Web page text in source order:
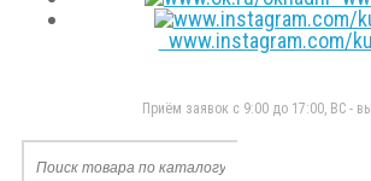
www.instagram.com/
Приём заявок с 9:00 до 17:00, ВС -